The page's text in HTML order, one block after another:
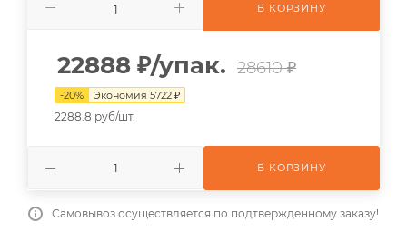
В КОРЗИНУ
22888 ₽/упак. 28610 ₽
-20% Экономия 5722 ₽
2288.8 руб/шт.
В КОРЗИНУ
Самовывоз осуществляется по подтвержденному заказу!